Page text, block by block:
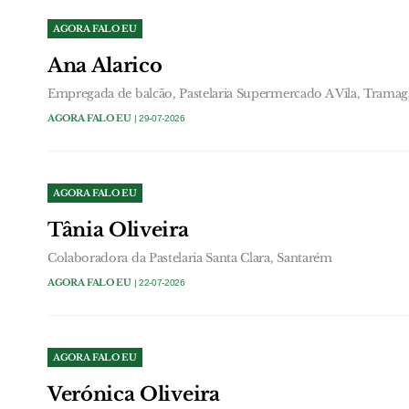
AGORA FALO EU
Ana Alarico
Empregada de balcão, Pastelaria Supermercado A Vila,
AGORA FALO EU | 29-07-2026
AGORA FALO EU
Tânia Oliveira
Colaboradora da Pastelaria Santa Clara, Santarém
AGORA FALO EU| 22-07-2026
AGORA FALO EU
Verónica Oliveira